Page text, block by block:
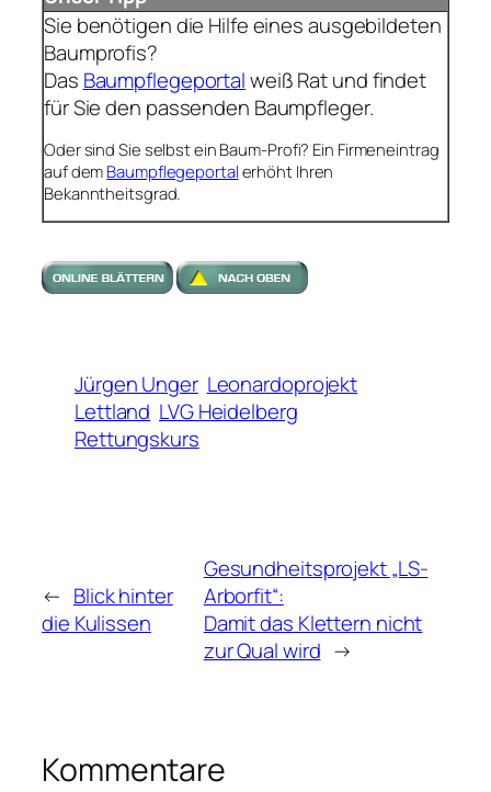
Sie benötigen die Hilfe eines ausgebildeten
Baumprofis?
Das Baumpflegeportalweiß Rat und findet
für Sie den passenden Baumpfleger.
Oder sind Sie selbst ein Baum-Profi? Ein Firmeneintrag
auf dem Baumpflegeportal erhöht Ihren
Bekanntheitsgrad.
Jürgen Unger Leonardoprojekt
Lettland LVG Heidelberg
Rettungskurs
← Blick hinter
die Kulissen
Gesundheitsprojekt „LS-
Arborfit“:
Damit das Klettern nicht
zur Qual wird →
Kommentare